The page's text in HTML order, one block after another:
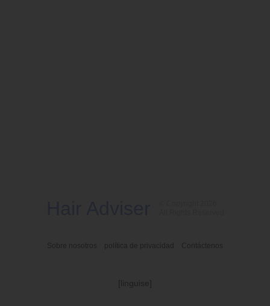
Sobre nosotros política de privacidad Contáctenos
[linguise]